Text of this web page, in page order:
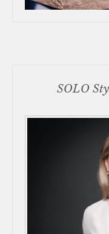
SOLO